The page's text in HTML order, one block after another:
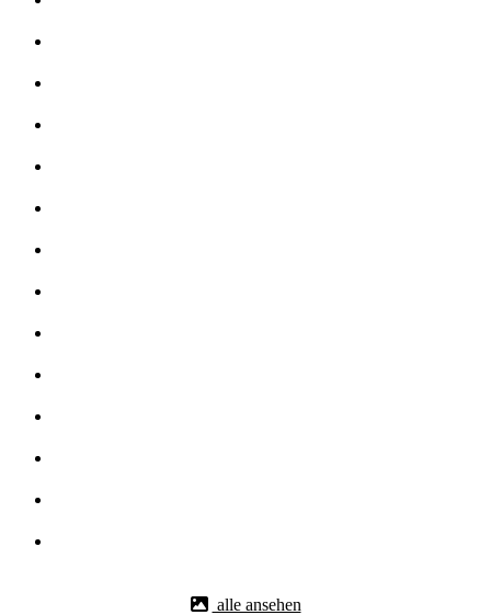
alle ansehen